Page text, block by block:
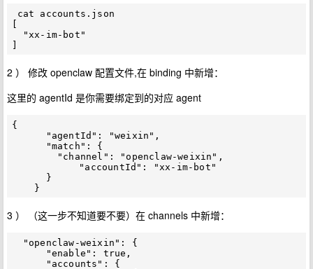
[
2 ） 修改 openclaw 配置文件,在 binding 中新增：
这里的 agentId 是你需要绑定到的对应 agent
{
3 ） （这一步不知道要不要）在 channels 中新增：